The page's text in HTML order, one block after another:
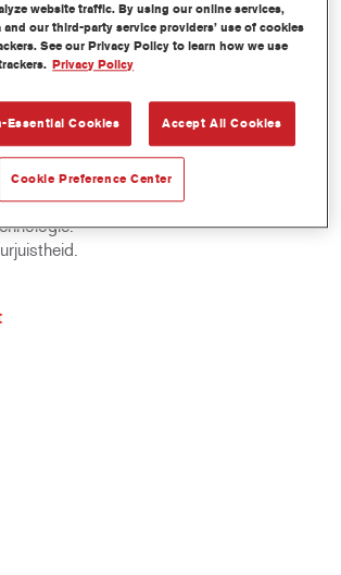
en gebruiksvriendelijk
laksysteem.
en high-solids, aflakken en basislakken.
bewezen Cromax geconcentreerde
website traffic. By using our online services,
and our third-party service providers’ use of cookies
See our Privacy Policy to learn how we use
Privacy Policy
Essential Cookies Accept All Cookies
Cookie Preference Center